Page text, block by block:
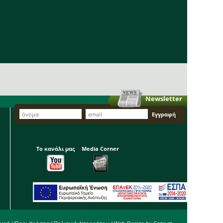
Newsletter
Το κανάλι μας Media Corner